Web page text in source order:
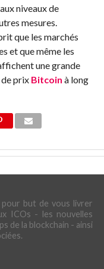
niveaux de
mesures.
que les marchés
et que même les
une grande
prix Bitcoin à long
but de vous livrer
ICOs - les nouvelles
de la blockchain - ainsi